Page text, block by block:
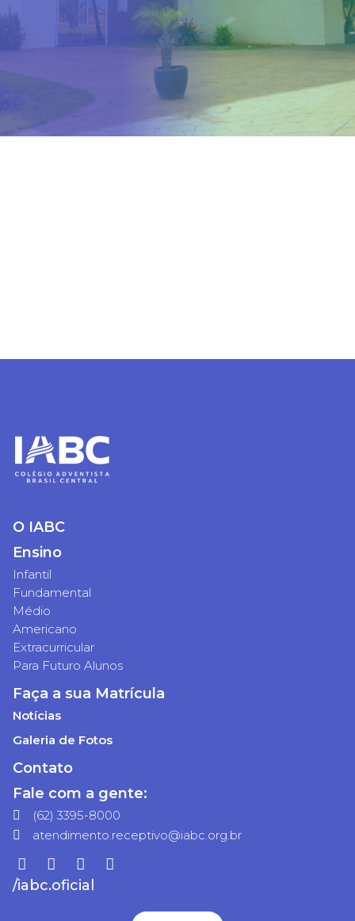
O IABC
Ensino
Infantil
Fundamental
Médio
Americano
Extracurricular
Para Futuro Alunos
Faça a sua Matrícula
Notícias
Galeria de Fotos
Contato
Fale com a gente:
(62) 3395-8000
atendimento.receptivo@iabc.org.br
/iabc.oficial
Caso queira falar
diretamente conosco ligue
no número (62) 3395-
8002.